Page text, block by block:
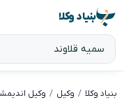
بنیاد وکلا
بنیاد وکلا وکیل وکیل